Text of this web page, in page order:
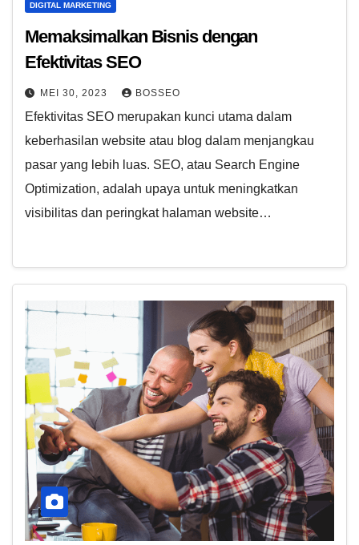
DIGITAL MARKETING
Memaksimalkan Bisnis dengan
Efektivitas SEO
MEI 30, 2023 BOSSEO
Efektivitas SEO merupakan kunci utama dalam
keberhasilan website atau blog dalam menjangkau
pasar yang lebih luas. SEO, atau Search Engine
Optimization, adalah upaya untuk meningkatkan
visibilitas dan peringkat halaman website…